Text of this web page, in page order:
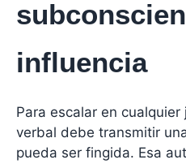
influencia
Para escalar en
verbal debe transmitir
pueda ser fingida. Esa